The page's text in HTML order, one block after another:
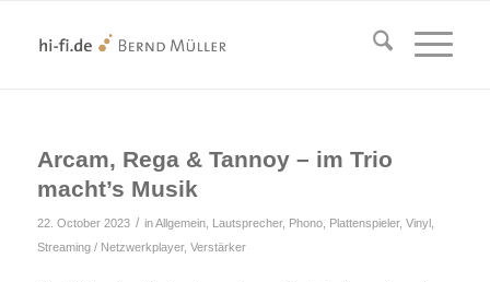
Arcam, Rega & Tannoy – im Trio
macht’s Musik
22. October 2023 / inAllgemein, Lautsprecher, Phono, Plattenspieler, Vinyl,
Streaming / Netzwerkplayer, Verstärker